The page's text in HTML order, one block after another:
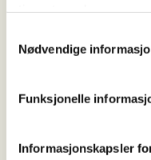
Nødvendige
Funksjonelle
Informasjonskapsler
utenfor. Som
det kommer til